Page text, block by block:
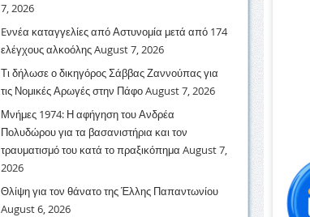
7, 2026
Eννέα καταγγελίες από Αστυνομία μετά από 174
ελέγχους αλκοόληςAugust 7, 2026
Τι δήλωσε ο δικηγόρος Σάββας Ζαννούπας για
τις Νομικές Αρωγές στην ΠάφοAugust 7, 2026
Μνήμες 1974: Η αφήγηση του Ανδρέα
Πολυδώρου για τα βασανιστήρια και τον
τραυματισμό του κατά το πραξικόπημα August 7,
2026
Θλίψη για τον θάνατο της Έλλης Παπαντωνίου
August 6, 2026